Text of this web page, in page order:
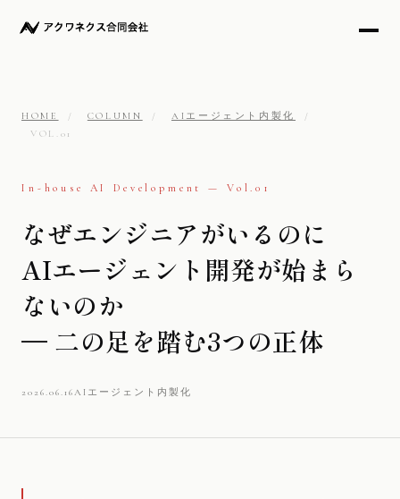
HOME / COLUMN / AIエージェント内製化
/
VOL.01
In-house AI Development — Vol.01
なぜエンジニアがいるのに
AIエージェント開発が始まら
ないのか
— 二の足を踏む3つの正体
2026.06.16AIエージェント内製化